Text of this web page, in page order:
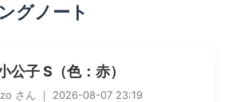
グノート
公子 S（色：赤）
さん ｜ 2026-08-07 23:19